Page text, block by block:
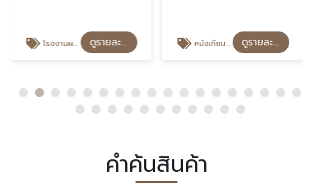
โรงงานผลิตหนังเทียม PVC ดูรายละเอียด หนังเทียม PVC ราคาส่ง ดูรายละเอียด
คำค้นสินค้า